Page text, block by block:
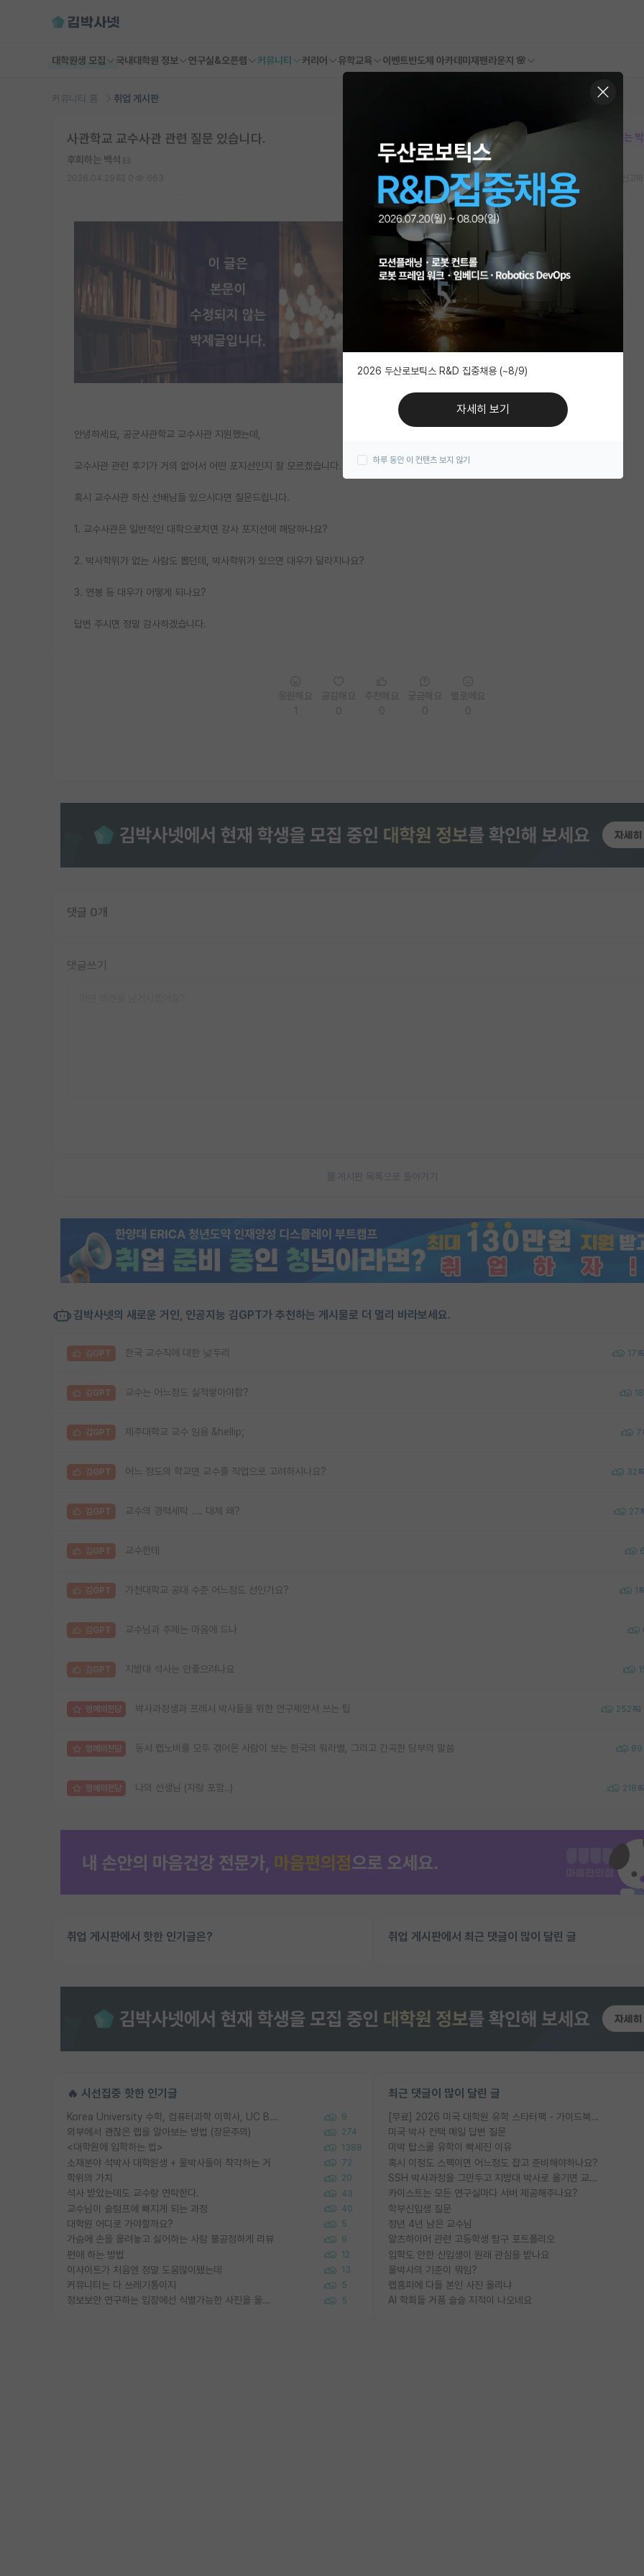
대학원생 모집 국내대학원 정보 연구실&오픈랩 커뮤니티 커리어 유학교육 이벤트반도체 아카데미 재팬라운지 🌸
커뮤니티 홈 취업 게시판
본문이 수정되지 않는
사관학교 교수사관 관련 질문 있습니다.
후회하는 백석
안녕하세요, 공군사관학교 교수사관 지원했는데,
교수사관 관련 후기가 거의 없어서 어떤 포지션인지 잘 모르겠습니다.
혹시 교수사관 하신 선배님들 있으시다면 질문드립니다.
1. 교수사관은 일반적인 대학으로치면 강사 포지션에 해당하나요?
2. 박사학위가 없는 사람도 뽑던데, 박사학위가 있으면 대우가 달라지나요?
3. 연봉 등 대우가 어떻게 되나요?
답변 주시면 정말 감사하겠습니다.
댓글 0개
댓글쓰기
게시판 목록으로 돌아가기
김박사넷의 새로운 거인, 인공지능 김GPT가 추천하는 게시물로 더 멀리 바라보세요.
김GPT 한국 교수직에 대한 넞두리 17
김GPT 교수는 어느정도 실적쌓아야함? 18
김GPT 제주대학교 교수 임용 &hellip; 7
김GPT 어느 정도의 학교면 교수를 직업으로 고려하시나요? 32
김GPT 교수의 경력세탁 .... 대체 왜? 27
김GPT 교수한테
김GPT 가천대학교 공대 수준 어느정도 선인가요? 1
김GPT 교수님과 주제는 마음에 드나
김GPT 지방대 석사는 안좋으려나요
명예의전당 박사과정생과 프레시 박사들을 위한 연구제안서 쓰는 팁 252
명예의전당 동서 랩노비를 모두 겪어온 사람이 보는 한국의 워라밸, 그리고 간곡한 당부의 말씀 89
명예의전당 나의 선생님 (자랑 포함..) 218
취업 게시판에서 핫한 인기글은? 취업 게시판에서 최근 댓글이 많이 달린 글
🔥 시선집중 핫한 인기글
Korea University 수학, 컴퓨터과학 이학사, UC Berkeley 산업공학 대학원 공학박사가 되는 것은 쉽지 않겠죠? 9
외부에서 괜찮은 랩을 알아보는 방법 (장문주의) 274
<대학원에 입학하는 법> 1388
소재분야 석박사 대학원생 + 물박사들이 착각하는 거 72
학위의 가치 20
석사 받았는데도 교수랑 연락한다. 43
교수님이 슬럼프에 빠지게 되는 과정 40
대학원 어디로 가야할까요? 5
가슴에 손을 올려놓고 싫어하는 사람 불공정하게 리뷰 9
편애 하는 방법 12
이사이트가 처음엔 정말 도움많이됐는데 13
커뮤니티는 다 쓰레기통이지 5
정보보안 연구하는 입장에선 식별가능한 사진을 올리는건 비추이긴함 5
최근 댓글이 많이 달린 글
[무료] 2026 미국 대학원 유학 스타터팩 - 가이드북 & 합격자 컨택메일 템플릿
미국 박사 컨택 메일 답변 질문
미박 탑스쿨 유학이 빡세진 이유
혹시 이정도 스펙이면 어느정도 잡고 준비해야하나요?
SSH 박사과정을 그만두고 지방대 박사로 옮기면 교수의 꿈은 끝일까요?
카이스트는 모든 연구실마다 서버 제공해주나요?
학부신입생 질문
정년 4년 남은 교수님
알츠하이머 관련 고등학생 탐구 포트폴리오
입학도 안한 신입생이 원래 관심을 받나요
물박사의 기준이 뭐임?
랩홈피에 다들 본인 사진 올리냐
AI 학회들 거품 슬슬 지적이 나오네요
2026 두산로보틱스 R&D 집중채용 (~8/9)
자세히 보기
하루 동안 이 컨텐츠 보지 않기